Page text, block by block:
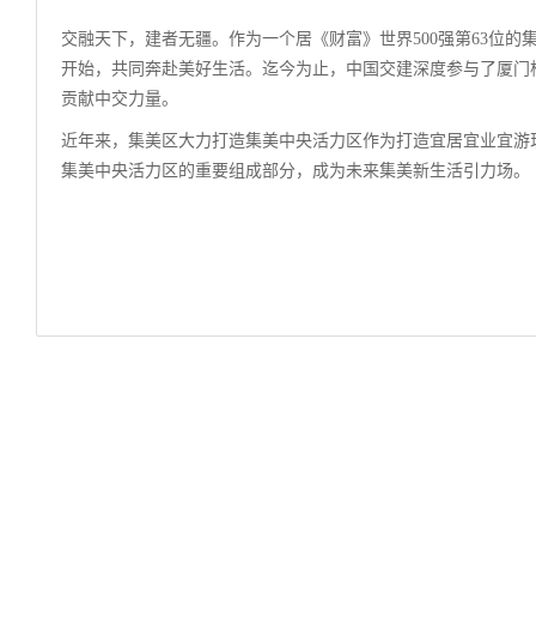
交融天下，建者无疆。作为一个居《财富》世界500强第63位
开始，共同奔赴美好生活。迄今为止，中国交建深度参与了厦
贡献中交力量。
近年来，集美区大力打造集美中央活力区作为打造宜居宜业宜
集美中央活力区的重要组成部分，成为未来集美新生活引力场。